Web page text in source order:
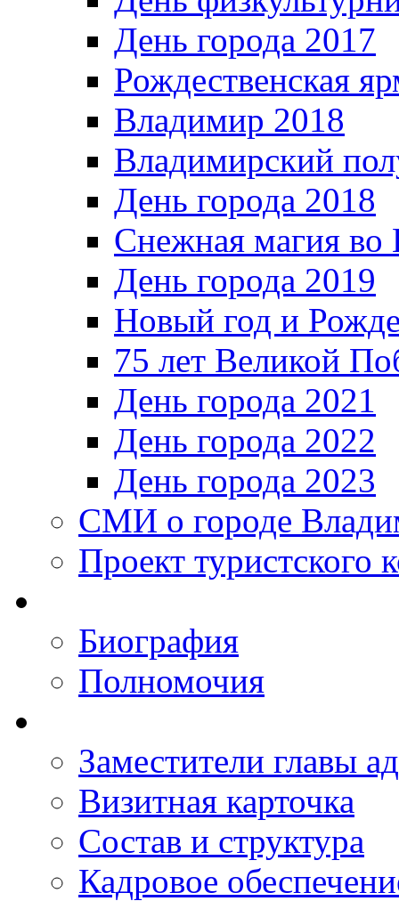
День города 2017
Рождественская
Владимир 2018
Владимирский
День города 2018
Снежная магия во
День города 2019
Новый год и
75 лет Великой
День города 2021
День города 2022
День города 2023
СМИ о городе
Проект туристского
Биография
Полномочия
Заместители главы
Визитная карточка
Состав и структура
Кадровое